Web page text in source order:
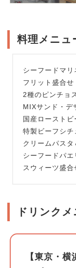
料理メニュ
シーフードマリ
フリット盛合せ
2種のピンチョ
MIXサンド・デ
国産ロースト
特製ビーフシチ
クリームパス
シーフードパエ
スウィーツ盛合
ドリンク
【東京・